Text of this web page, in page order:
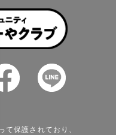
保護されており、